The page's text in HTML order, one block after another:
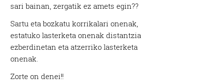
sari bainan, zergatik ez amets egin??
Sartu eta bozkatu korrikalari onenak,
estatuko lasterketa onenak distantzia
ezberdinetan eta atzerriko lasterketa
onenak.
Zorte on denei!!